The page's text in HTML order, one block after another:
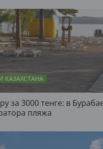
КАЗАХСТАНА
за 3000 тенге: в
пляжа